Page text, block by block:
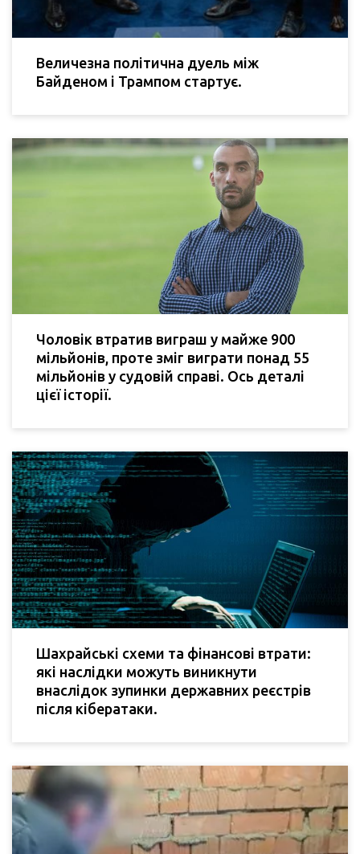
Величезна політична дуель між
Байденом і Трампом стартує.
Чоловік втратив виграш у майже 900
мільйонів, проте зміг виграти понад 55
мільйонів у судовій справі. Ось деталі
цієї історії.
Шахрайські схеми та фінансові втрати:
які наслідки можуть виникнути
внаслідок зупинки державних реєстрів
після кібератаки.